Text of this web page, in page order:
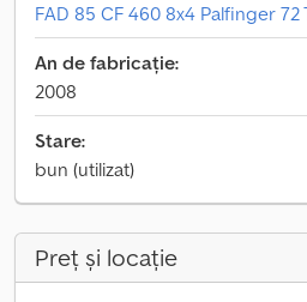
FAD 85 CF 460 8x4 Palfinger 72
An de fabricație:
2008
Stare:
bun (utilizat)
Preț și locație